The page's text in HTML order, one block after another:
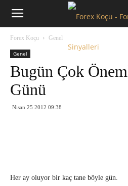
Forex
Forex Koçu Genel
Genel
Bugün Çok
Günü
Nisan 25 2012 09:38
Her ay oluyor bir kaç tane böyle gün.